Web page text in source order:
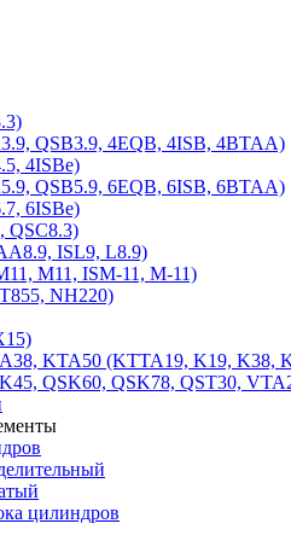
QSB3.9, 4EQB, 4ISB, 4BTAA)
4ISBe)
QSB5.9, 6EQB, 6ISB, 6BTAA)
6ISBe)
QSC8.3)
ISL9, L8.9)
M11, ISM-11, M-11)
NH220)
KTA50 (KTTA19, K19, K38,
QSK60, QSK78, QST30,
цилиндров